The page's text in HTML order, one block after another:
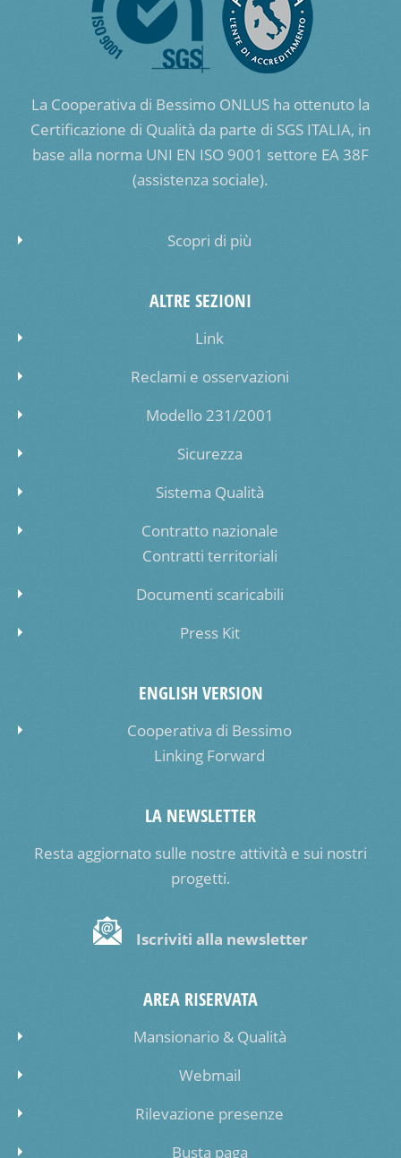
La Cooperativa di Bessimo ONLUS ha ottenuto la
Certificazione di Qualità da parte di SGS ITALIA, in
base alla norma UNI EN ISO 9001 settore EA 38F
(assistenza sociale).
Scopri di più
ALTRE SEZIONI
Link
Reclami e osservazioni
Modello 231/2001
Sicurezza
Sistema Qualità
Contratto nazionale
Contratti territoriali
Documenti scaricabili
Press Kit
ENGLISH VERSION
Cooperativa di Bessimo
Linking Forward
LA NEWSLETTER
Resta aggiornato sulle nostre attività e sui nostri
progetti.
Iscriviti alla newsletter
AREA RISERVATA
Mansionario & Qualità
Webmail
Rilevazione presenze
Busta paga